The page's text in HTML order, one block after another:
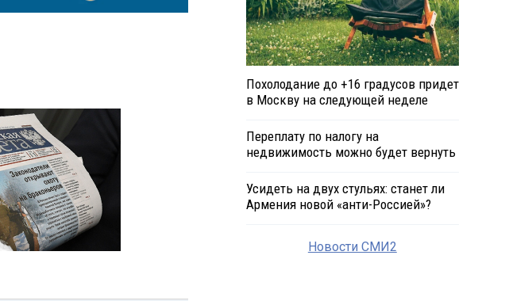
Похолодание до +16 градусов придет
в Москву на следующей неделе
Переплату по налогу на
недвижимость можно будет вернуть
Усидеть на двух стульях: станет ли
Армения новой «анти-Россией»?
Новости СМИ2